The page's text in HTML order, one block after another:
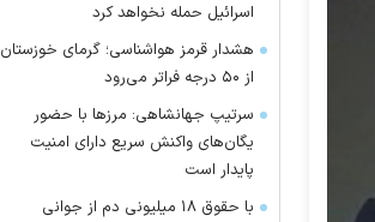
اسرائیل حمله نخواهد کرد
هشدار قرمز هواشناسی؛ گرمای خوزستان
از ۵۰ درجه فراتر می‌رود
سرتیپ جهانشاهی: مرز‌ها با حضور
یگان‌های واکنش سریع دارای امنیت
پایدار است
با حقوق ۱۸ میلیونی دم از جوانی